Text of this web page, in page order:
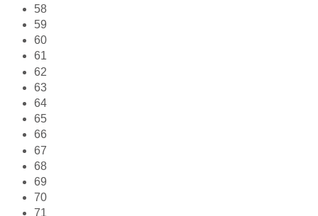
58
59
60
61
62
63
64
65
66
67
68
69
70
71